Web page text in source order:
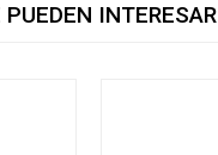
INTERESAR